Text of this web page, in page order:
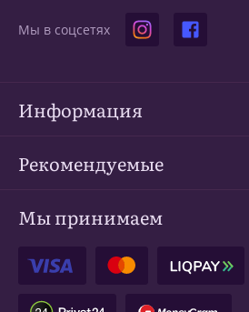
Мы в соцсетях
Информация
Рекомендуемые
Мы принимаем